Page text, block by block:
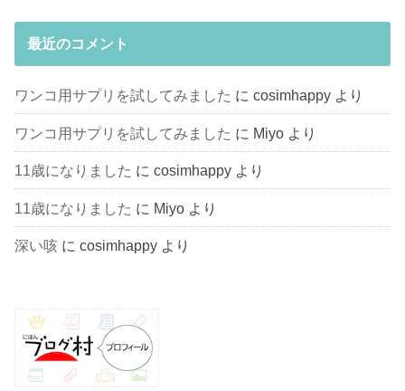
最近のコメント
ワンコ用サプリを試してみました にcosimhappy より
ワンコ用サプリを試してみました に Miyo より
11歳になりました にcosimhappy より
11歳になりました に Miyo より
深い咳 にcosimhappy より